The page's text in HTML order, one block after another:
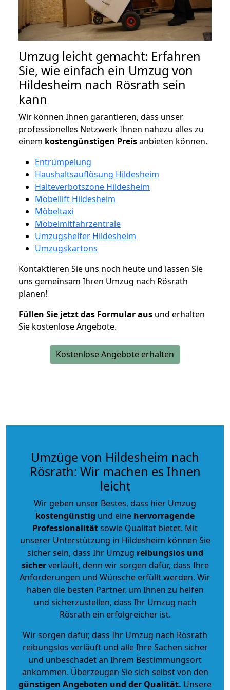
Umzug leicht gemacht: Erfahren
Sie, wie einfach ein Umzug von
Hildesheim nach Rösrath sein
kann
Wir können Ihnen garantieren, dass unser
professionelles Netzwerk Ihnen nahezu alles zu
einem kostengünstigen Preisanbieten können.
Entrümpelung
Haushaltsauflösung Hildesheim
Halteverbotszone Hildesheim
Möbellift Hildesheim
Möbeltaxi
Möbelmitfahrzentrale
Umzugshelfer Hildesheim
Umzugskartons
Kontaktieren Sie uns noch heute und lassen Sie
uns gemeinsam Ihren Umzug nach Rösrath
planen!
Füllen Sie jetzt das Formular aus und erhalten
Sie kostenlose Angebote.
Kostenlose Angebote erhalten
Umzüge von Hildesheim nach
Rösrath: Wir machen es Ihnen
leicht
Wir geben unser Bestes, dass hier Umzug
kostengünstig und eine hervorragende
Professionalitätsowie Qualität bietet. Mit
unserer Unterstützung in Hildesheim können Sie
sicher sein, dass Ihr Umzug reibungslos und
sicherverläuft, denn wir sorgen dafür, dass Ihre
Anforderungen und Wünsche erfüllt werden. Wir
haben die besten Partner, um Ihnen zu helfen
und sicherzustellen, dass Ihr Umzug nach
Rösrath ein erfolgreicher ist.
Wir sorgen dafür, dass Ihr Umzug nach Rösrath
reibungslos verläuft und alle Ihre Sachen sicher
und unbeschadet an Ihrem Bestimmungsort
ankommen. Überzeugen Sie sich selbst von den
günstigen Angeboten und der Qualität. Unsere